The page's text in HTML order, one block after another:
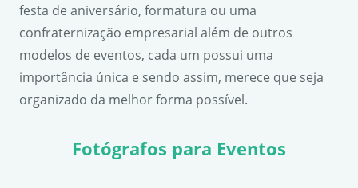
festa de aniversário, formatura ou uma
confraternização empresarial além de outros
modelos de eventos, cada um possui uma
importância única e sendo assim, merece que seja
organizado da melhor forma possível.
Fotógrafos para Eventos